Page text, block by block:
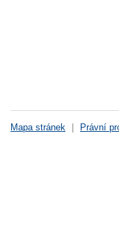
Mapa stránek Právní